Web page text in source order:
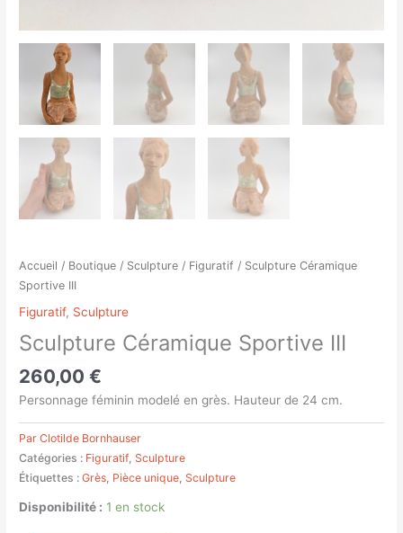
Accueil / Boutique / Sculpture / Figuratif / Sculpture Céramique
Sportive III
Figuratif, Sculpture
Sculpture Céramique Sportive III
260,00€
Personnage féminin modelé en grès. Hauteur de 24 cm.
Par Clotilde Bornhauser
Catégories : Figuratif Sculpture
Étiquettes :Grès Pièce unique Sculpture
Disponibilité : 1 en stock